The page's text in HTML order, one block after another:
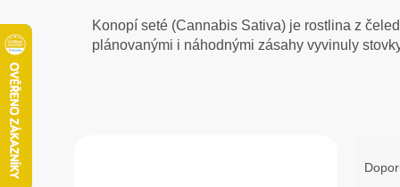
Konopí seté (Cannabis Sativa) je rostlina z
plánovanými i náhodnými zásahy vyvinuly
a